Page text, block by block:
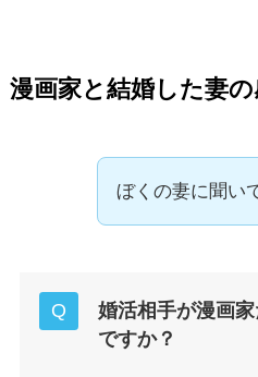
漫画家と結婚した妻の
ぼくの妻に聞い
婚活相手が漫画
ですか？